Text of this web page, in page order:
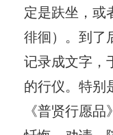
定是趺坐，或
徘徊）。到了
记录成文字，
的行仪。特别
《普贤行愿